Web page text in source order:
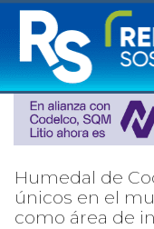
Humedal de
únicos en el
como área de